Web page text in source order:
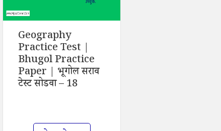
Geography
Practice Test |
Bhugol Practice
Paper | भूगोल सराव
टेस्ट सोडवा – 18